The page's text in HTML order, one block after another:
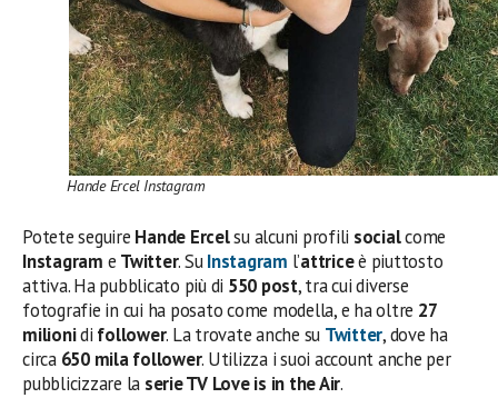
Hande Ercel Instagram
Potete seguire Hande Ercelsu alcuni profili socialcome
Instagram e Twitter. SuInstagram l’attriceè piuttosto
attiva. Ha pubblicato più di 550 post, tra cui diverse
fotografie in cui ha posato come modella, e ha oltre 27
milionidi follower. La trovate anche su Twitter, dove ha
circa 650 mila follower. Utilizza i suoi account anche per
pubblicizzare la serie TV Love is in the Air.